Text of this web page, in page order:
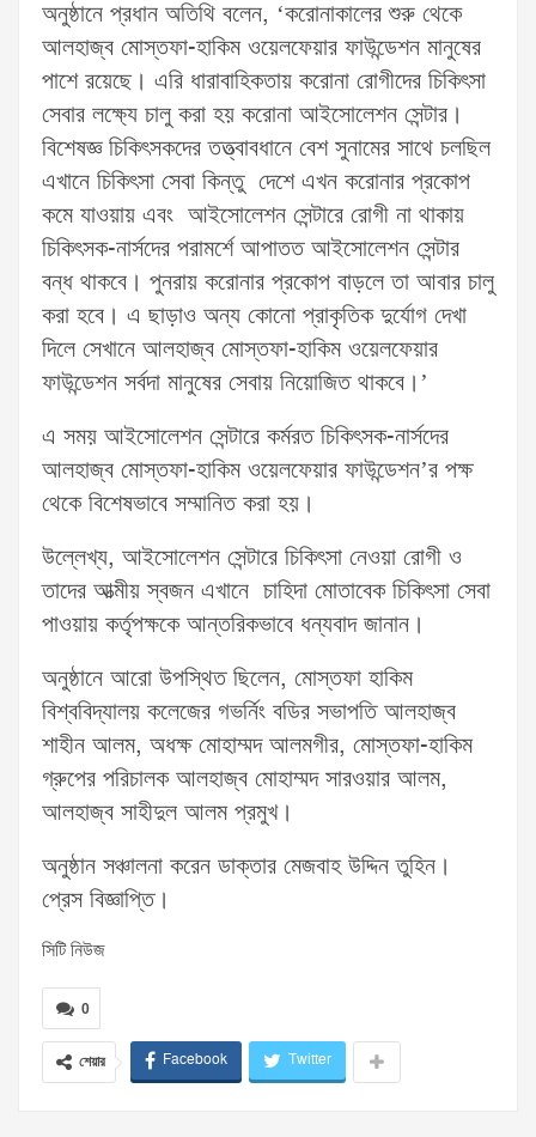
অনুষ্ঠানে প্রধান অতিথি বলেন, ‘করোনাকালের শুরু থেকে
আলহাজ্ব মোস্তফা-হাকিম ওয়েলফেয়ার ফাউন্ডেশন মানুষের
পাশে রয়েছে। এরি ধারাবাহিকতায় করোনা রোগীদের চিকিৎসা
সেবার লক্ষ্যে চালু করা হয় করোনা আইসোলেশন সেন্টার।
বিশেষজ্ঞ চিকিৎসকদের তত্ত্বাবধানে বেশ সুনামের সাথে চলছিল
এখানে চিকিৎসা সেবা কিন্তু দেশে এখন করোনার প্রকোপ
কমে যাওয়ায় এবং আইসোলেশন সেন্টারে রোগী না থাকায়
চিকিৎসক-নার্সদের পরামর্শে আপাতত আইসোলেশন সেন্টার
বন্ধ থাকবে। পুনরায় করোনার প্রকোপ বাড়লে তা আবার চালু
করা হবে। এ ছাড়াও অন্য কোনো প্রাকৃতিক দুর্যোগ দেখা
দিলে সেখানে আলহাজ্ব মোস্তফা-হাকিম ওয়েলফেয়ার
ফাউন্ডেশন সর্বদা মানুষের সেবায় নিয়োজিত থাকবে।’
এ সময় আইসোলেশন সেন্টারে কর্মরত চিকিৎসক-নার্সদের
আলহাজ্ব মোস্তফা-হাকিম ওয়েলফেয়ার ফাউন্ডেশন’র পক্ষ
থেকে বিশেষভাবে সম্মানিত করা হয়।
উল্লেখ্য, আইসোলেশন সেন্টারে চিকিৎসা নেওয়া রোগী ও
তাদের আত্মীয় স্বজন এখানে চাহিদা মোতাবেক চিকিৎসা সেবা
পাওয়ায় কর্তৃপক্ষকে আন্তরিকভাবে ধন্যবাদ জানান।
অনুষ্ঠানে আরো উপস্থিত ছিলেন, মোস্তফা হাকিম
বিশ্ববিদ্যালয় কলেজের গভর্নিং বডির সভাপতি আলহাজ্ব
শাহীন আলম, অধক্ষ মোহাম্মদ আলমগীর, মোস্তফা-হাকিম
গ্রুপের পরিচালক আলহাজ্ব মোহাম্মদ সারওয়ার আলম,
আলহাজ্ব সাহীদুল আলম প্রমুখ।
অনুষ্ঠান সঞ্চালনা করেন ডাক্তার মেজবাহ উদ্দিন তুহিন।
প্রেস বিজ্ঞাপ্তি।
সিটি নিউজ
0
শেয়ার Facebook Twitter